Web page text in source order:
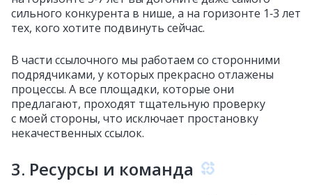
сильного конкурента в нише, а на горизонте 1‑3 лет
тех, кого хотите подвинуть сейчас.
В части ссылочного мы работаем со сторонними
подрядчиками, у которых прекрасно отлажены
процессы. А все площадки, которые они
предлагают, проходят тщательную проверку
с моей стороны, что исключает простановку
некачественных ссылок.
3. Ресурсы и команда